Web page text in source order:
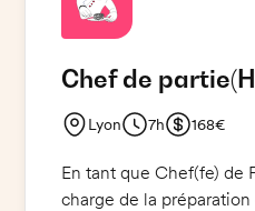
Chef de partie
Lyon 7h 168€
En tant que Chef(fe) de
charge de la